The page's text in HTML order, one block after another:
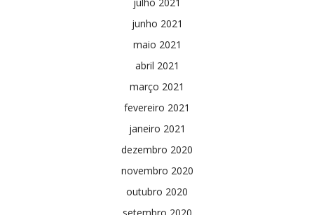
junho 2021
maio 2021
abril 2021
março 2021
fevereiro 2021
janeiro 2021
dezembro 2020
novembro 2020
outubro 2020